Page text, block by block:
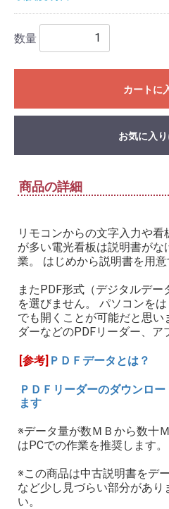
数量
カートに
お気に入
商品の詳細
リモコンからの文字入力や
が多い電光看板は説明書が
業。 はじめから説明書を用意
またPDF形式（デジタルデ
を選びません。 パソコンを
でも開くことが可能だと思
ダーなどのPDFリーダー、ア
[参考] ＰＤＦデータとは？
ＰＤＦリーダーのダウンロ
ます
※データ量が数ＭＢから数十
はPCでの作業を推奨します。
※この商品は中古説明書をデ
など少し見づらい部分があり
い。